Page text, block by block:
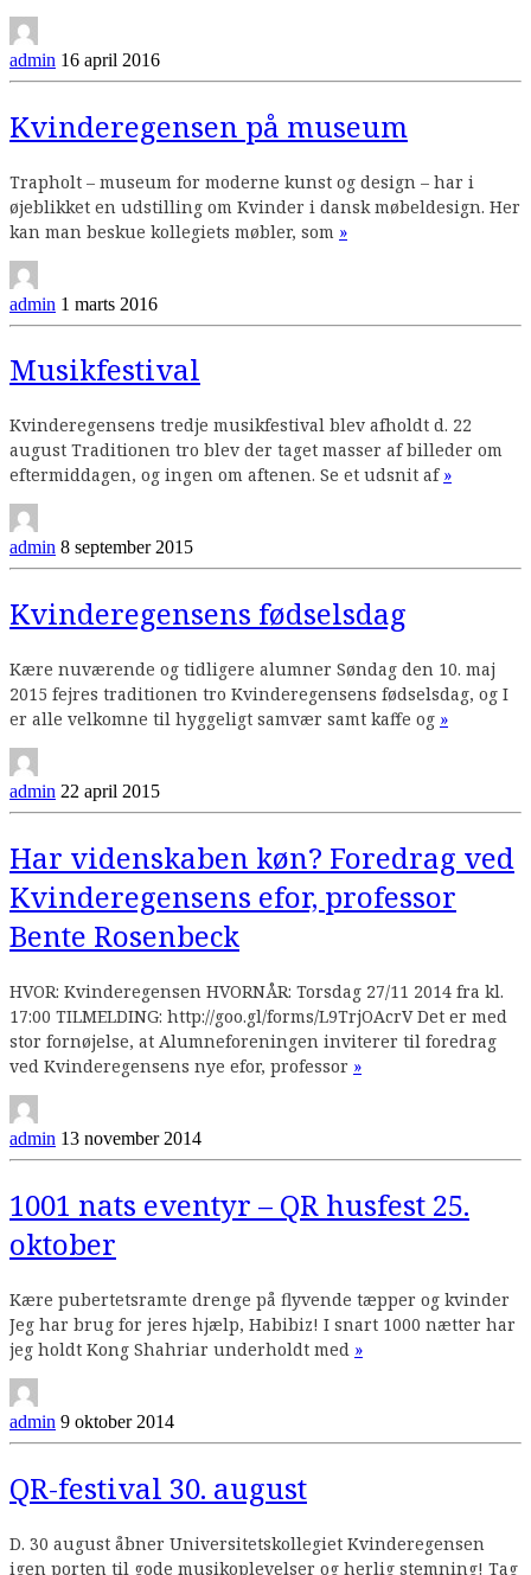
admin 16 april 2016
Kvinderegensen på museum
Trapholt – museum for moderne kunst og design – har i
øjeblikket en udstilling om Kvinder i dansk møbeldesign. Her
kan man beskue kollegiets møbler, som Continue
»
admin 1 marts 2016
Musikfestival
Kvinderegensens tredje musikfestival blev afholdt d. 22
august Traditionen tro blev der taget masser af billeder om
eftermiddagen, og ingen om aftenen. Se et udsnit af Continue
»
admin 8 september 2015
Kvinderegensens fødselsdag
Kære nuværende og tidligere alumner Søndag den 10. maj
2015 fejres traditionen tro Kvinderegensens fødselsdag, og I
er alle velkomne til hyggeligt samvær samt kaffe og Continue
»
admin 22 april 2015
Har videnskaben køn? Foredrag ved
Kvinderegensens efor, professor
Bente Rosenbeck
HVOR: Kvinderegensen HVORNÅR: Torsdag 27/11 2014 fra kl.
17:00 TILMELDING: http://goo.gl/forms/L9TrjOAcrV Det er med
stor fornøjelse, at Alumneforeningen inviterer til foredrag
ved Kvinderegensens nye efor, professor Continue
»
admin 13 november 2014
1001 nats eventyr – QR husfest 25.
oktober
Kære pubertetsramte drenge på flyvende tæpper og kvinder
Jeg har brug for jeres hjælp, Habibiz! I snart 1000 nætter har
jeg holdt Kong Shahriar underholdt med Continue
»
admin 9 oktober 2014
QR-festival 30. august
D. 30 august åbner Universitetskollegiet Kvinderegensen
igen porten til gode musikoplevelser og herlig stemning! Tag